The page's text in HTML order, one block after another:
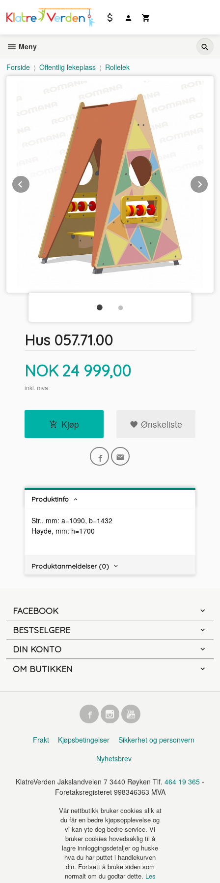
innholdet
Meny
Forside Offentlig lekeplass Rollelek
Prev
Hus 057.71.00
Pris
NOK 24 999,00
inkl. mva.
Kjøp Ønskeliste
Produktinfo
Str., mm: a=1090, b=1432
Høyde, mm: h=1700
Produktanmeldelser (0)
FACEBOOK
BESTSELGERE
DIN KONTO
OM BUTIKKEN
Frakt Kjøpsbetingelser
Sikkerhet og personvern
Nyhetsbrev
KlatreVerden Jakslandveien 7 3440 Røyken Tlf. 464 19 365 -
Foretaksregisteret 998346363 MVA
Vår nettbutikk bruker cookies slik at
du får en bedre kjøpsopplevelse og
vi kan yte deg bedre service. Vi
bruker cookies hovedsaklig til å
lagre innloggingsdetaljer og huske
hva du har puttet i handlekurven
din. Fortsett å bruke siden som
normalt om du godtar dette. Les